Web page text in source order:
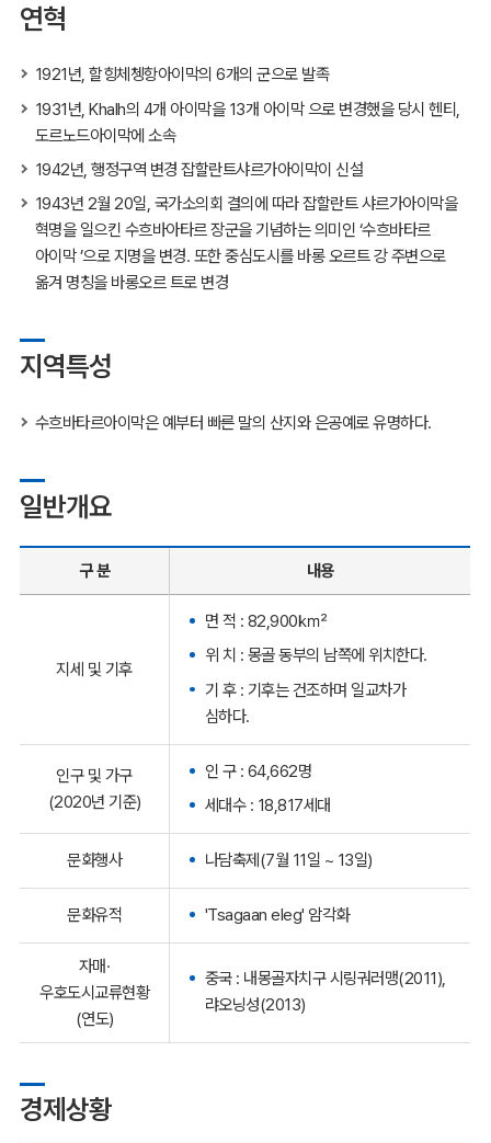
연혁
1921년, 할힝체쳉항아이막의 6개의 군으로 발족
1931년, Khalh의 4개 아이막을 13개 아이막 으로 변경했을 당시 헨티,
도르노드아이막에 소속
1942년, 행정구역 변경 잡할란트샤르가아이막이 신설
1943년 2월 20일, 국가소의회 결의에 따라 잡할란트 샤르가아이막을
혁명을 일으킨 수흐바아타르 장군을 기념하는 의미인 ‘수흐바타르
아이막 ’으로 지명을 변경. 또한 중심도시를 바롱 오르트 강 주변으로
옮겨 명칭을 바롱오르 트로 변경
지역특성
수흐바타르아이막은 예부터 빠른 말의 산지와 은공예로 유명하다.
일반개요
구 분 내용
지세 및 기후
면 적 : 82,900㎢
위 치 : 몽골 동부의 남쪽에 위치한다.
기 후 : 기후는 건조하며 일교차가
심하다.
인구 및 가구
(2020년 기준)
인 구 : 64,662명
세대수 : 18,817세대
문화행사 나담축제(7월 11일 ~ 13일)
문화유적 'Tsagaan eleg' 암각화
자매·
우호도시교류현황
(연도)
중국 : 내몽골자치구 시링궈러맹(2011),
랴오닝성(2013)
경제상황